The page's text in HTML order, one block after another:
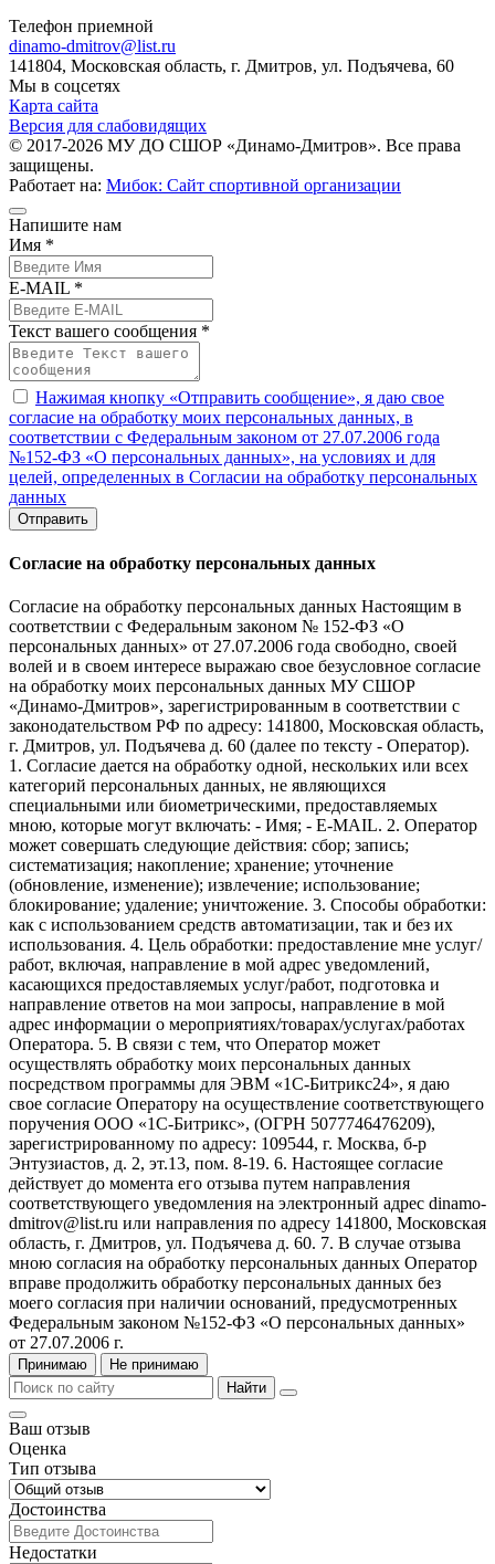
Телефон приемной
dinamo-dmitrov@list.ru
141804, Московская область, г. Дмитров, ул. Подъячева, 60
Мы в соцсетях
Карта сайта
Версия для слабовидящих
© 2017-2026 МУ ДО СШОР «Динамо-Дмитров». Все права
защищены.
Работает на: Мибок: Сайт спортивной организации
Напишите нам
Имя *
E-MAIL *
Текст вашего сообщения *
Нажимая кнопку «Отправить сообщение», я даю свое
согласие на обработку моих персональных данных, в
соответствии с Федеральным законом от 27.07.2006 года
№152-ФЗ «О персональных данных», на условиях и для
целей, определенных в Согласии на обработку персональных
данных
Отправить
Согласие на обработку персональных данных
Согласие на обработку персональных данных Настоящим в
соответствии с Федеральным законом № 152-ФЗ «О
персональных данных» от 27.07.2006 года свободно, своей
волей и в своем интересе выражаю свое безусловное согласие
на обработку моих персональных данных МУ СШОР
«Динамо-Дмитров», зарегистрированным в соответствии с
законодательством РФ по адресу: 141800, Московская область,
г. Дмитров, ул. Подъячева д. 60 (далее по тексту - Оператор).
1. Согласие дается на обработку одной, нескольких или всех
категорий персональных данных, не являющихся
специальными или биометрическими, предоставляемых
мною, которые могут включать: - Имя; - E-MAIL. 2. Оператор
может совершать следующие действия: сбор; запись;
систематизация; накопление; хранение; уточнение
(обновление, изменение); извлечение; использование;
блокирование; удаление; уничтожение. 3. Способы обработки:
как с использованием средств автоматизации, так и без их
использования. 4. Цель обработки: предоставление мне услуг/
работ, включая, направление в мой адрес уведомлений,
касающихся предоставляемых услуг/работ, подготовка и
направление ответов на мои запросы, направление в мой
адрес информации о мероприятиях/товарах/услугах/работах
Оператора. 5. В связи с тем, что Оператор может
осуществлять обработку моих персональных данных
посредством программы для ЭВМ «1С-Битрикс24», я даю
свое согласие Оператору на осуществление соответствующего
поручения ООО «1С-Битрикс», (ОГРН 5077746476209),
зарегистрированному по адресу: 109544, г. Москва, б-р
Энтузиастов, д. 2, эт.13, пом. 8-19. 6. Настоящее согласие
действует до момента его отзыва путем направления
соответствующего уведомления на электронный адрес dinamo-
dmitrov@list.ru или направления по адресу 141800, Московская
область, г. Дмитров, ул. Подъячева д. 60. 7. В случае отзыва
мною согласия на обработку персональных данных Оператор
вправе продолжить обработку персональных данных без
моего согласия при наличии оснований, предусмотренных
Федеральным законом №152-ФЗ «О персональных данных»
от 27.07.2006 г.
Принимаю
Не принимаю
Найти
Ваш отзыв
Оценка
Тип отзыва
Достоинства
Недостатки